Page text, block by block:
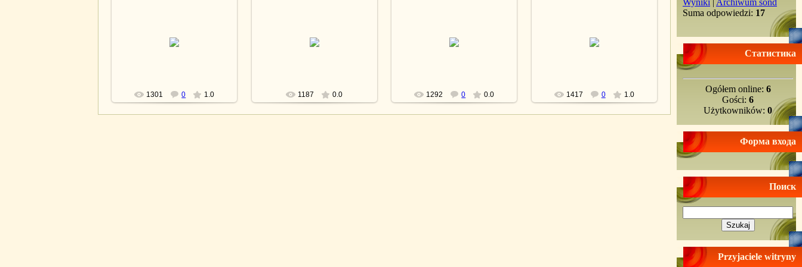
1301 0 1.0 1187 0.0 1292 0 0.0 1417 0 1.0
Suma odpowiedzi: 17
Статистика
Ogółem online: 6
Gości: 6
Użytkowników: 0
Форма входа
Поиск
Przyjaciele witryny